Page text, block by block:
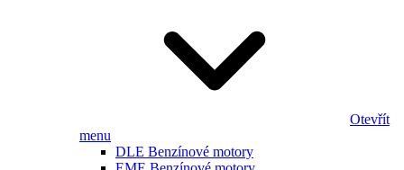
Otevřít
menu
DLE Benzínové motory